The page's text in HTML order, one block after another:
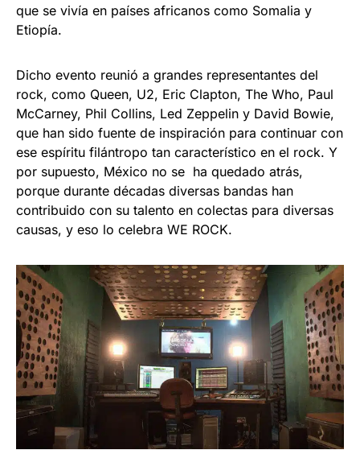
que se vivía en países africanos como Somalia y
Etiopía.
Dicho evento reunió a grandes representantes del
rock, como Queen, U2, Eric Clapton, The Who, Paul
McCarney, Phil Collins, Led Zeppelin y David Bowie,
que han sido fuente de inspiración para continuar con
ese espíritu filántropo tan característico en el rock. Y
por supuesto, México no se ha quedado atrás,
porque durante décadas diversas bandas han
contribuido con su talento en colectas para diversas
causas, y eso lo celebra WE ROCK.